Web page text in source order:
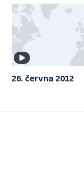
26. června 2012